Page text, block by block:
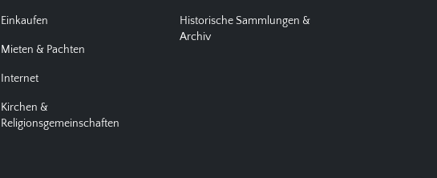
Einkaufen
Mieten & Pachten
Internet
Kirchen &
Religionsgemeinschaften
Historische Sammlungen &
Archiv